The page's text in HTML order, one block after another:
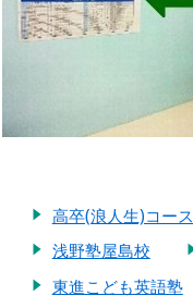
高卒(浪人生)コース
浅野塾屋島校
東進こども英語塾